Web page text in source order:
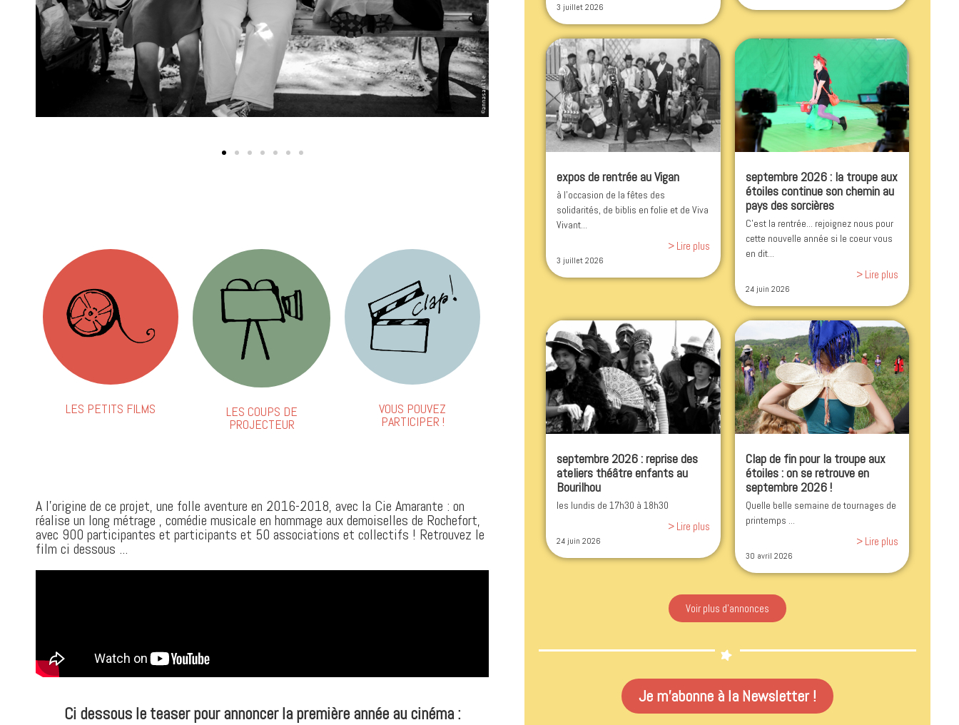
LES PETITS FILMS LES COUPS DE
PROJECTEUR
VOUS POUVEZ
PARTICIPER !
A l'origine de ce projet, une folle aventure en 2016-2018, avec la Cie Amarante : on
réalise un long métrage , comédie musicale en hommage aux demoiselles de Rochefort,
avec 900 participantes et participants et 50 associations et collectifs ! Retrouvez le
film ci dessous ...
Ci dessous le teaser pour annoncer la première année au cinéma :
3 juillet 2026
expos de rentrée au Vigan
à l'occasion de la fêtes des
solidarités, de biblis en folie et de Viva
Vivant...
> Lire plus
3 juillet 2026
septembre 2026 : la troupe aux
étoiles continue son chemin au
pays des sorcières
C'est la rentrée... rejoignez nous pour
cette nouvelle année si le coeur vous
en dit...
> Lire plus
24 juin 2026
septembre 2026 : reprise des
ateliers théâtre enfants au
Bourilhou
les lundis de 17h30 à 18h30
> Lire plus
24 juin 2026
Clap de fin pour la troupe aux
étoiles : on se retrouve en
septembre 2026 !
Quelle belle semaine de tournages de
printemps ...
> Lire plus
30 avril 2026
Voir plus d'annonces
Je m'abonne à la Newsletter !